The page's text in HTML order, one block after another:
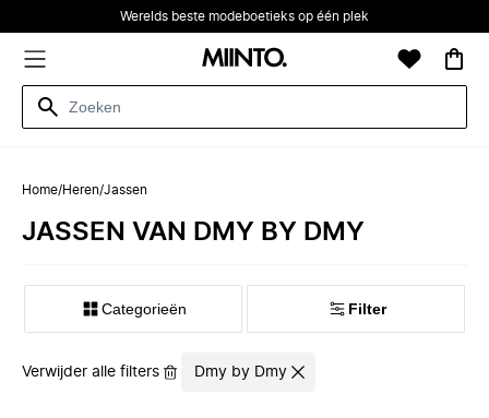
Werelds beste modeboetieks op één plek
Home/Heren/Jassen
JASSEN VAN DMY BY DMY
Categorieën Filter
Verwijder alle filters Dmy by Dmy